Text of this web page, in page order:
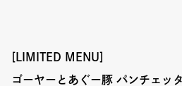
[LIMITED MENU]
ゴーヤーとあぐー豚 パンチェッ